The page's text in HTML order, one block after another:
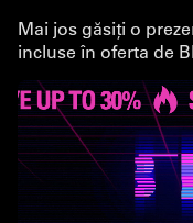
Mai jos găsiți o
incluse în oferta de